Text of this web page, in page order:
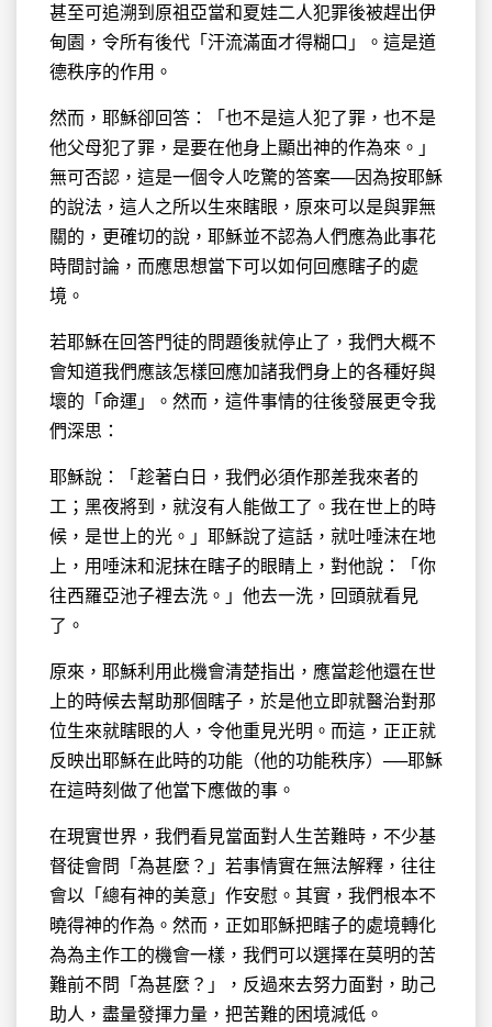
甚至可追溯到原祖亞當和夏娃二人犯罪後被趕出伊
甸園，令所有後代「汗流滿面才得糊口」。這是道
德秩序的作用。
然而，耶穌卻回答：「也不是這人犯了罪，也不是
他父母犯了罪，是要在他身上顯出神的作為來。」
無可否認，這是一個令人吃驚的答案──因為按耶穌
的說法，這人之所以生來瞎眼，原來可以是與罪無
關的，更確切的說，耶穌並不認為人們應為此事花
時間討論，而應思想當下可以如何回應瞎子的處
境。
若耶穌在回答門徒的問題後就停止了，我們大概不
會知道我們應該怎樣回應加諸我們身上的各種好與
壞的「命運」。然而，這件事情的往後發展更令我
們深思：
耶穌說：「趁著白日，我們必須作那差我來者的
工；黑夜將到，就沒有人能做工了。我在世上的時
候，是世上的光。」耶穌說了這話，就吐唾沫在地
上，用唾沫和泥抹在瞎子的眼睛上，對他說：「你
往西羅亞池子裡去洗。」他去一洗，回頭就看見
了。
原來，耶穌利用此機會清楚指出，應當趁他還在世
上的時候去幫助那個瞎子，於是他立即就醫治對那
位生來就瞎眼的人，令他重見光明。而這，正正就
反映出耶穌在此時的功能（他的功能秩序）──耶穌
在這時刻做了他當下應做的事。
在現實世界，我們看見當面對人生苦難時，不少基
督徒會問「為甚麼？」若事情實在無法解釋，往往
會以「總有神的美意」作安慰。其實，我們根本不
曉得神的作為。然而，正如耶穌把瞎子的處境轉化
為為主作工的機會一樣，我們可以選擇在莫明的苦
難前不問「為甚麼？」，反過來去努力面對，助己
助人，盡量發揮力量，把苦難的困境減低。